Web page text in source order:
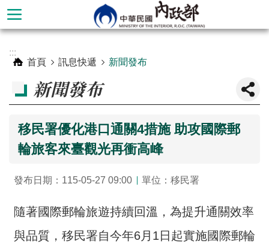
跳到主要內容區塊
階
本
:::
首頁
訊息快遞 新聞發布
新聞發布
移民署優化港口通關4措施 助攻國際郵
輪旅客來臺觀光再衝高峰
發布日期：115-05-27 09:00 單位：移民署
隨著國際郵輪旅遊持續回溫，為提升通關效率
與品質，移民署自今年6月1日起實施國際郵輪